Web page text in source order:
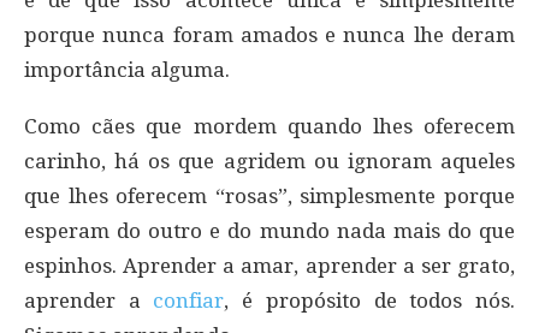
porque nunca foram amados e nunca lhe deram
importância alguma.
Como cães que mordem quando lhes oferecem
carinho, há os que agridem ou ignoram aqueles
que lhes oferecem “rosas”, simplesmente porque
esperam do outro e do mundo nada mais do que
espinhos. Aprender a amar, aprender a ser grato,
aprender a confiar, é propósito de todos nós.